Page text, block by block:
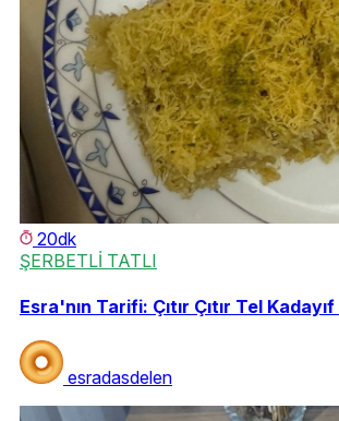
20dk
ŞERBETLİ TATLI
Esra'nın Tarifi: Çıtır Çıtır Tel Kadayıf
esradasdelen